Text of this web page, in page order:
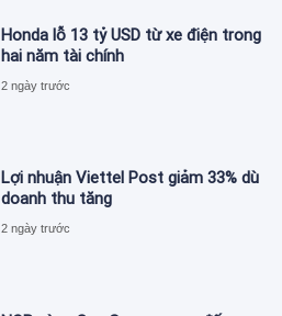
Honda lỗ 13 tỷ USD từ xe điện trong
hai năm tài chính
2 ngày trước
Lợi nhuận Viettel Post giảm 33% dù
doanh thu tăng
2 ngày trước